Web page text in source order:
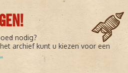
nodig?
archief kunt u kiezen voor een